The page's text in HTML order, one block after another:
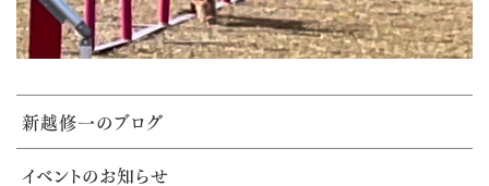
新越修一のブログ
イベントのお知らせ